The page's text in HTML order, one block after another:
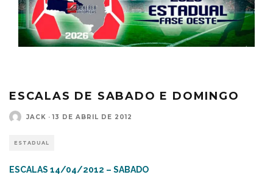
ESCALAS DE SABADO E DOMINGO
JACK · 13 DE ABRIL DE 2012
ESTADUAL
ESCALAS 14/04/2012 – SABADO